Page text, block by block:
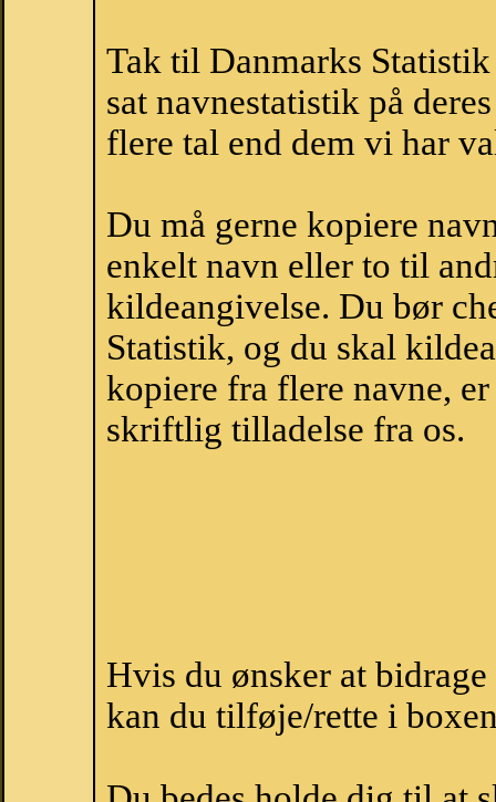
Tak til Danmarks
sat navnestatistik på
flere tal end dem vi har
Du må gerne kopiere
enkelt navn eller to til
kildeangivelse. Du bør
Statistik, og du skal
kopiere fra flere navne,
skriftlig tilladelse fra os.
Hvis du ønsker at
kan du tilføje/rette i